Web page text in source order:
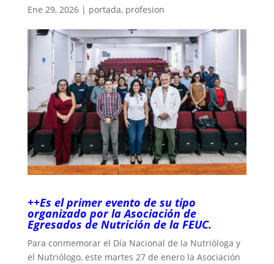
Ene 29, 2026| portada, profesion
++Es el primer evento de su tipo
organizado por la Asociación de
Egresados de Nutrición de la FEUC.
Para conmemorar el Día Nacional de la Nutrióloga y
el Nutriólogo, este martes 27 de enero la Asociación